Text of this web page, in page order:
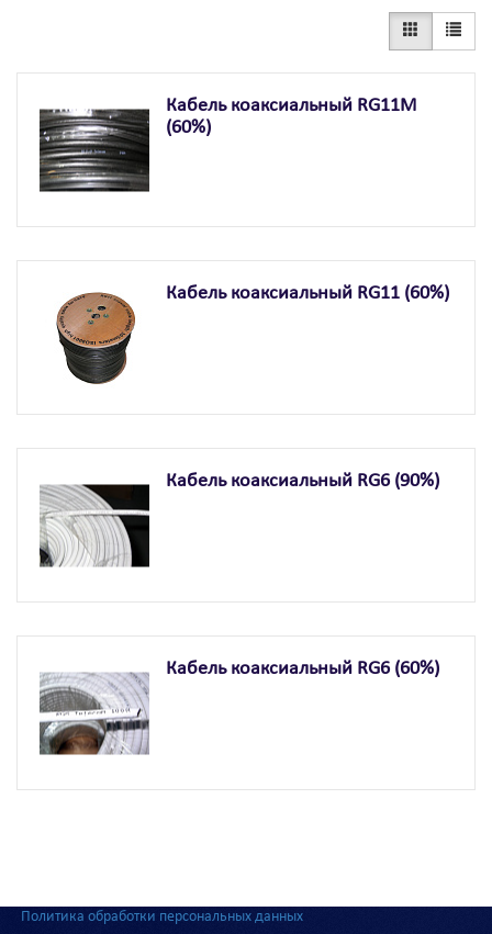
Кабель коаксиальный RG11М
(60%)
Кабель коаксиальный RG11 (60%)
Кабель коаксиальный RG6 (90%)
Кабель коаксиальный RG6 (60%)
Политика обработки персональных данных